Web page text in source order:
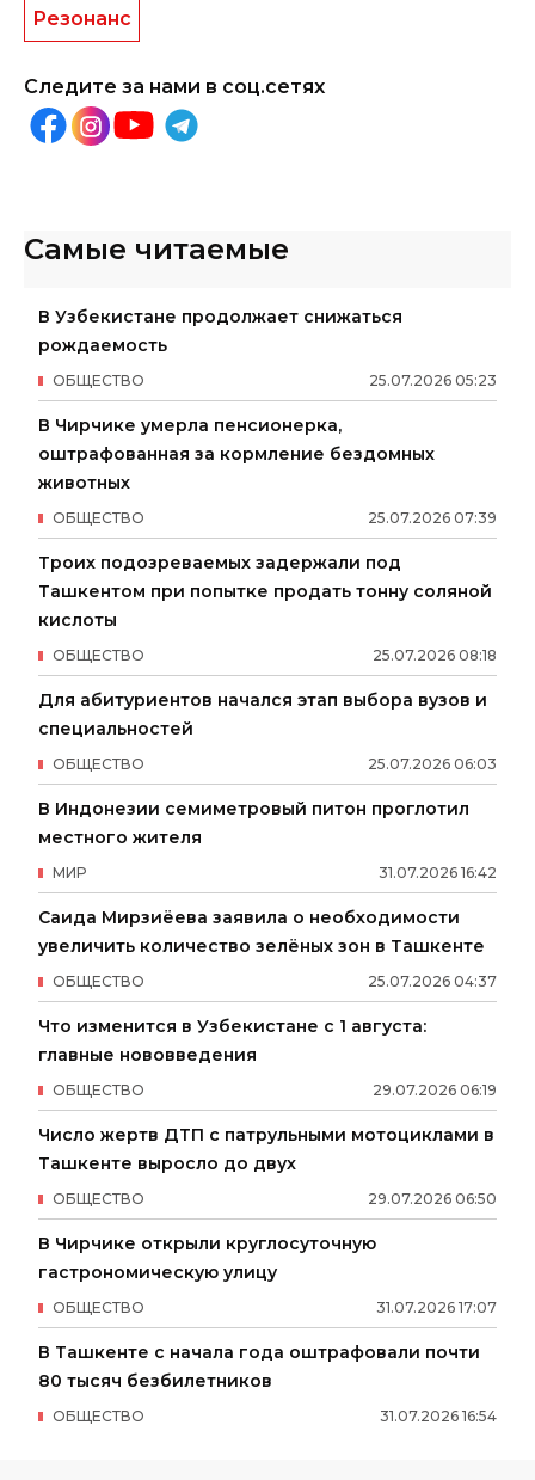
Резонанс
Следите за нами в соц.сетях
Самые читаемые
В Узбекистане продолжает снижаться
рождаемость
25.07.2026 05:23
ОБЩЕСТВО
В Чирчике умерла пенсионерка,
оштрафованная за кормление бездомных
животных
25.07.2026 07:39
ОБЩЕСТВО
Троих подозреваемых задержали под
Ташкентом при попытке продать тонну соляной
кислоты
25.07.2026 08:18
ОБЩЕСТВО
Для абитуриентов начался этап выбора вузов и
специальностей
25.07.2026 06:03
ОБЩЕСТВО
В Индонезии семиметровый питон проглотил
местного жителя
31.07.2026 16:42
МИР
Саида Мирзиёева заявила о необходимости
увеличить количество зелёных зон в Ташкенте
25.07.2026 04:37
ОБЩЕСТВО
Что изменится в Узбекистане с 1 августа:
главные нововведения
29.07.2026 06:19
ОБЩЕСТВО
Число жертв ДТП с патрульными мотоциклами в
Ташкенте выросло до двух
29.07.2026 06:50
ОБЩЕСТВО
В Чирчике открыли круглосуточную
гастрономическую улицу
31.07.2026 17:07
ОБЩЕСТВО
В Ташкенте с начала года оштрафовали почти
80 тысяч безбилетников
31.07.2026 16:54
ОБЩЕСТВО